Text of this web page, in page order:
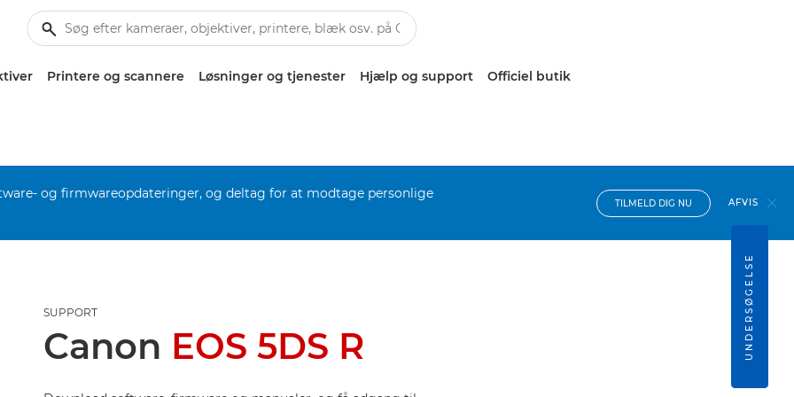
Printere og scannere Løsninger og tjenester Hjælp og support Officiel butik
og firmwareopdateringer, og deltag for at modtage personlige
TILMELD DIG NU AFVIS
SUPPORT
Canon EOS 5DS R UNDERSØGELSE